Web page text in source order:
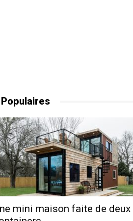
mini maison faite de deux